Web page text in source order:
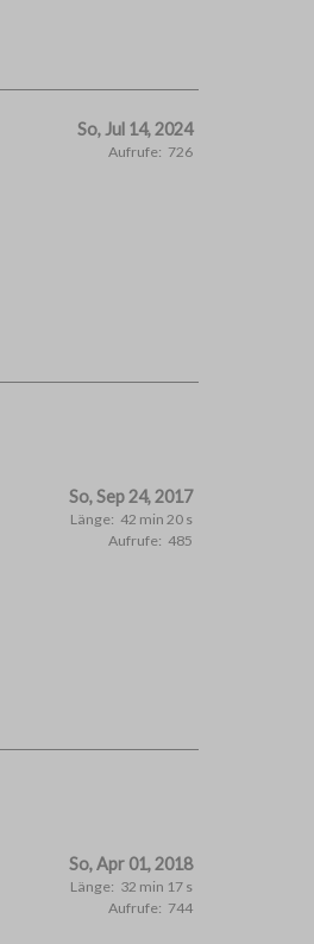
So, Jul 14, 2024
Aufrufe: 726
So, Sep 24, 2017
Länge: 42 min 20 s
Aufrufe: 485
So, Apr 01, 2018
Länge: 32 min 17 s
Aufrufe: 744